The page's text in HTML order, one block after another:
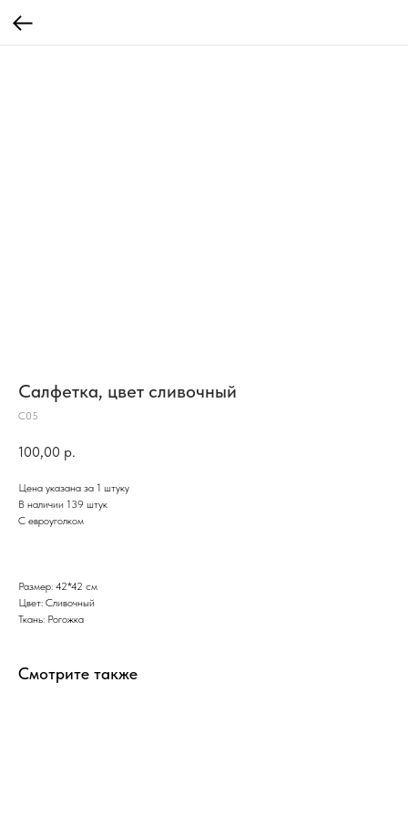
Салфетка, цвет сливочный
С05
100,00 р.
Цена указана за 1 штуку
В наличии 139 штук
С евроуголком
Размер: 42*42 см
Цвет: Сливочный
Ткань: Рогожка
Смотрите также